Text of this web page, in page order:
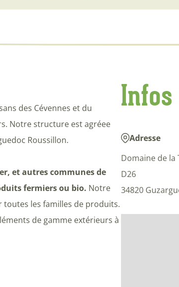
des Cévennes et du
Notre structure est agréee
Roussillon.
et autres communes de
fermiers ou bio. Notre
les familles de produits.
de gamme extérieurs à
Adresse
Domaine de la
D26
34820